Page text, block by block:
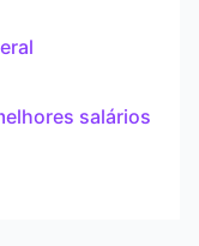
salários